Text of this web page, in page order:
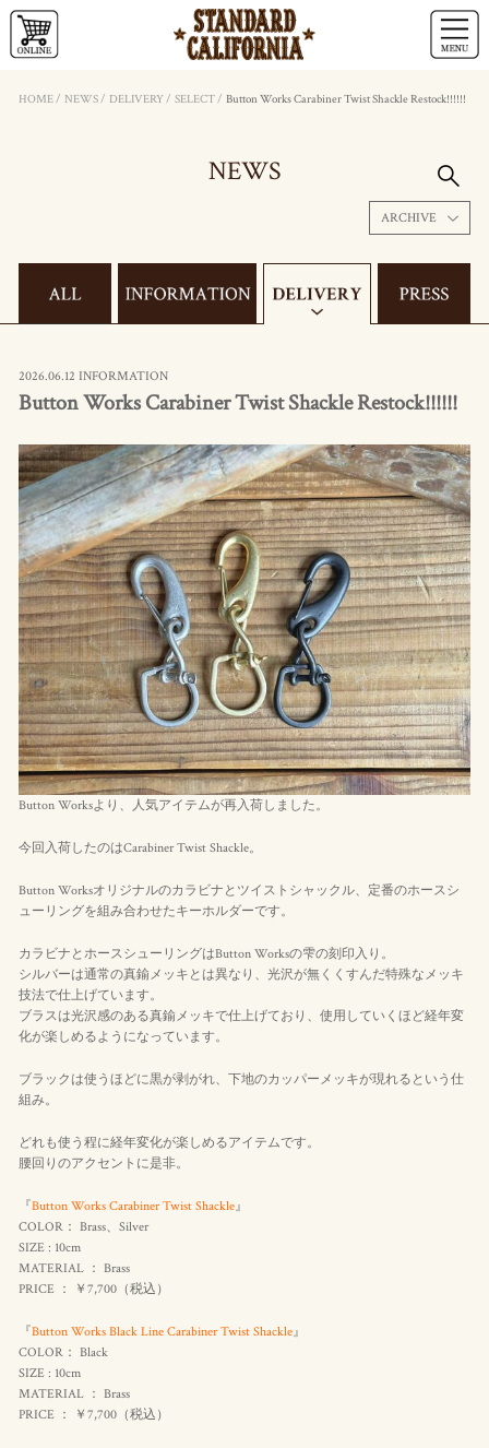
HOME/ NEWS/ DELIVERY / SELECT/ Button Works Carabiner Twist Shackle Restock!!!!!!
NEWS
ARCHIVE
2026.06.12 INFORMATION
Button Works Carabiner Twist Shackle Restock!!!!!!
Button Worksより、人気アイテムが再入荷しました。
今回入荷したのはCarabiner Twist Shackle。
Button Worksオリジナルのカラビナとツイストシャックル、定番のホースシ
ューリングを組み合わせたキーホルダーです。
カラビナとホースシューリングはButton Worksの雫の刻印入り。
シルバーは通常の真鍮メッキとは異なり、光沢が無くくすんだ特殊なメッキ
技法で仕上げています。
ブラスは光沢感のある真鍮メッキで仕上げており、使用していくほど経年変
化が楽しめるようになっています。
ブラックは使うほどに黒が剥がれ、下地のカッパーメッキが現れるという仕
組み。
どれも使う程に経年変化が楽しめるアイテムです。
腰回りのアクセントに是非。
『Button Works Carabiner Twist Shackle』
COLOR： Brass、Silver
SIZE : 10cm
MATERIAL ： Brass
PRICE ： ￥7,700（税込 ）
『Button Works Black Line Carabiner Twist Shackle』
COLOR： Black
SIZE : 10cm
MATERIAL ： Brass
PRICE ： ￥7,700（税込 ）